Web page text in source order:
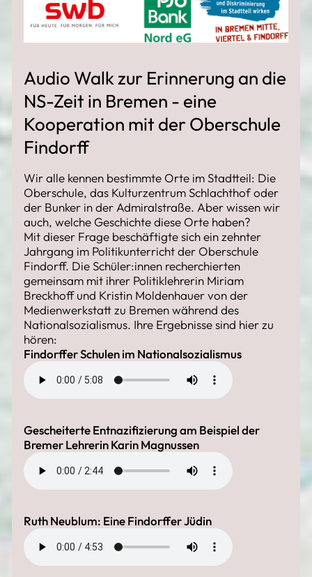
Audio Walk zur Erinnerung an die
NS-Zeit in Bremen - eine
Kooperation mit der Oberschule
Findorff
Wir alle kennen bestimmte Orte im Stadtteil: Die
Oberschule, das Kulturzentrum Schlachthof oder
der Bunker in der Admiralstraße. Aber wissen wir
auch, welche Geschichte diese Orte haben?
Mit dieser Frage beschäftigte sich ein zehnter
Jahrgang im Politikunterricht der Oberschule
Findorff. Die Schüler:innen recherchierten
gemeinsam mit ihrer Politiklehrerin Miriam
Breckhoff und Kristin Moldenhauer von der
Medienwerkstatt zu Bremen während des
Nationalsozialismus. Ihre Ergebnisse sind hier zu
hören:
Findorffer Schulen im Nationalsozialismus
Gescheiterte Entnazifizierung am Beispiel der
Bremer Lehrerin Karin Magnussen
Ruth Neublum: Eine Findorffer Jüdin